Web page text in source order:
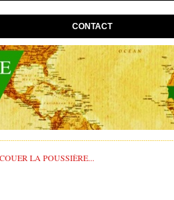
CONTACT
LA POUSSIÈRE...